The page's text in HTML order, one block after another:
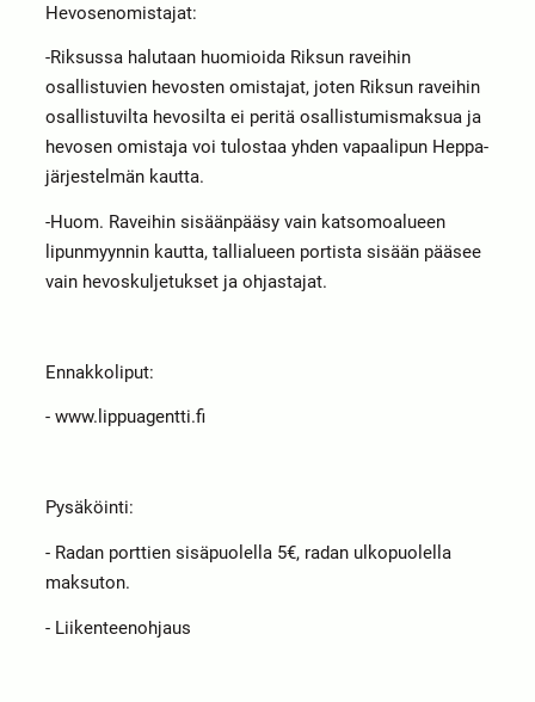
Hevosenomistajat:
-Riksussa halutaan huomioida Riksun raveihin
osallistuvien hevosten omistajat, joten Riksun raveihin
osallistuvilta hevosilta ei peritä osallistumismaksua ja
hevosen omistaja voi tulostaa yhden vapaalipun Heppa-
järjestelmän kautta.
-Huom. Raveihin sisäänpääsy vain katsomoalueen
lipunmyynnin kautta, tallialueen portista sisään pääsee
vain hevoskuljetukset ja ohjastajat.
Ennakkoliput:
- www.lippuagentti.fi
Pysäköinti:
- Radan porttien sisäpuolella 5€, radan ulkopuolella
maksuton.
- Liikenteenohjaus